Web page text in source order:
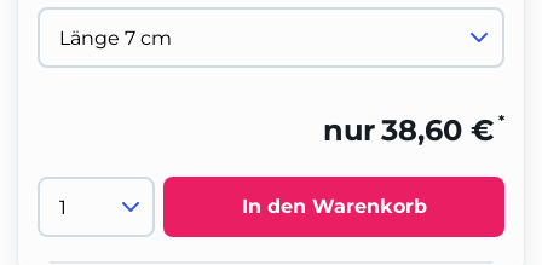
nur38,60 € *
In den Warenkorb